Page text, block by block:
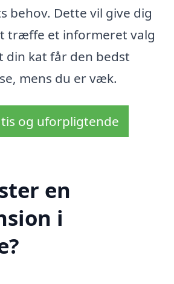
behov. Dette vil give dig
træffe et informeret valg
din kat får den bedst
mens du er væk.
og uforpligtende
en
i